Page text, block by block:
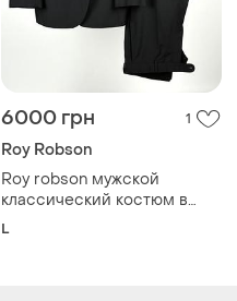
6000 грн 1
Roy Robson
Roy robson мужской
классический костюм в
полоску серый графитовый
L